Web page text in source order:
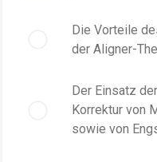
Die Vorteile
der Aligner-
Der Einsatz
Korrektur von
sowie von